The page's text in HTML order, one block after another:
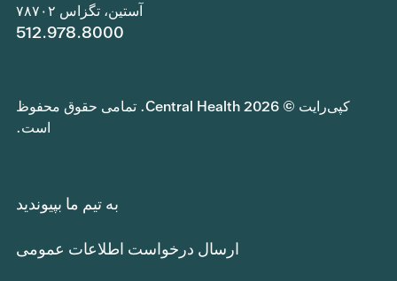
آستین، تگزاس ۷۸۷۰۲
512.978.8000
کپی‌رایت © 2026 Central Health. تمامی حقوق محفوظ
است.
به تیم ما بپیوندید
ارسال درخواست اطلاعات عمومی